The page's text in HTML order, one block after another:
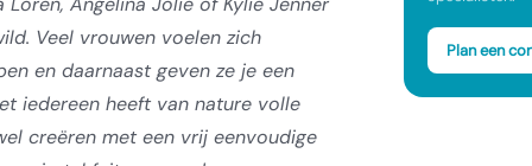
Veel vrouwen voelen zich
en daarnaast geven ze je een
iedereen heeft van nature volle
creëren met een vrij eenvoudige
Plan een